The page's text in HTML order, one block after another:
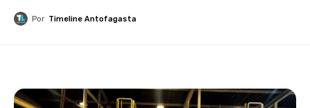
Por Timeline Antofagasta